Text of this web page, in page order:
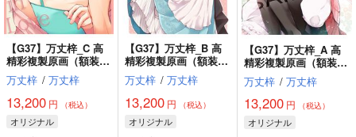
【G37】万丈梓_C 高
精彩複製原画（額装付
き）【B5】
万丈梓 / 万丈梓
13,200 円 （税込）
オリジナル
【G37】万丈梓_B 高
精彩複製原画（額装付
き）【B5】
万丈梓 / 万丈梓
13,200 円 （税込）
オリジナル
【G37】万丈梓_A 高
精彩複製原画（額装付
き）【B5】
万丈梓 / 万丈梓
13,200円 （税込）
オリジナル